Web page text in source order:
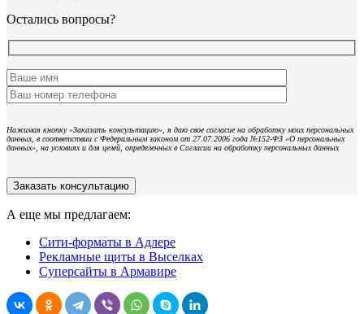
Остались вопросы?
Нажимая кнопку «Заказать консультацию», я даю свое согласие на обработку моих персональных
данных, в соответствии с Федеральным законом от 27.07.2006 года №152-ФЗ «О персональных
данных», на условиях и для целей, определенных в Согласии на обработку персональных данных
А еще мы предлагаем:
Сити-форматы в Адлере
Рекламные щиты в Выселках
Суперсайты в Армавире